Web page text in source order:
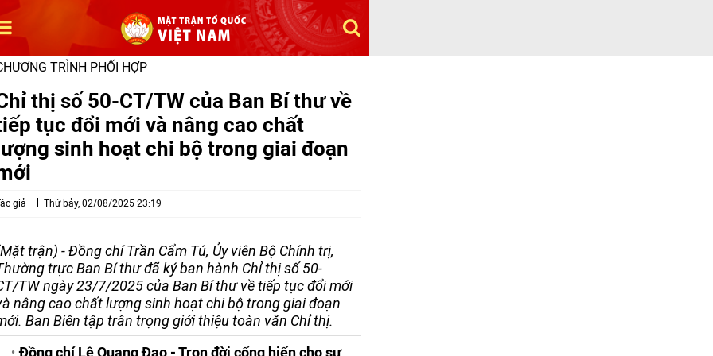
TRÌNH PHỐI HỢP
thị số 50-CT/TW của Ban Bí thư về
tục đổi mới và nâng cao chất
sinh hoạt chi bộ trong giai đoạn
giả Thứ bảy, 02/08/2025 23:19
trận) - Đồng chí Trần Cẩm Tú, Ủy viên Bộ Chính trị,
trực Ban Bí thư đã ký ban hành Chỉ thị số 50-
TW ngày 23/7/2025 của Ban Bí thư về tiếp tục đổi mới
nâng cao chất lượng sinh hoạt chi bộ trong giai đoạn
Ban Biên tập trân trọng giới thiệu toàn văn Chỉ thị.
Đồng chí Lê Quang Đạo - Trọn đời cống hiến cho sự